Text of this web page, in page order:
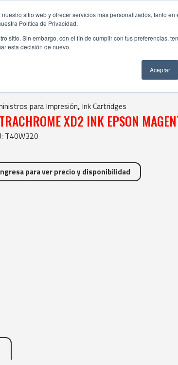
sitio web y ofrecer servicios más personalizados, tanto en
Política de Privacidad.
sitio. Sin embargo, con el fin de cumplir con tus preferencias,
esta decisión de nuevo.
Aceptar
para Impresión, Ink Cartridges
XD2 INK EPSON
T40W320
para ver precio y disponibilidad